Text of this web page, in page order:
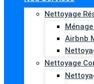
Nettoyage
Airbnb
Nettoyage